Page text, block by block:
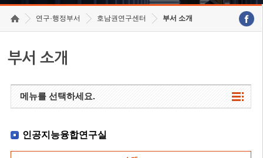
연구·행정부서 호남권연구센터 부서 소개
부서 소개
메뉴를 선택하세요.
인공지능융합연구실